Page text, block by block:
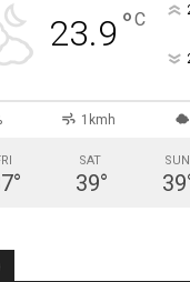
23.9 °C
1kmh
°
SAT
39°
SUN
39